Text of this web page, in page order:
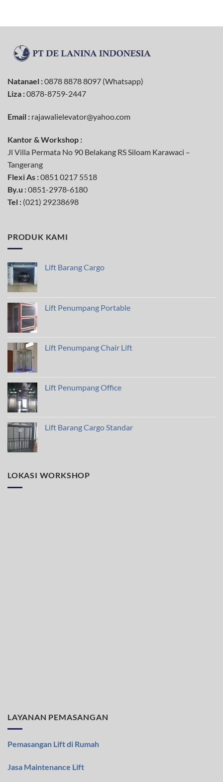
Natanael :0878 8878 8097 (Whatsapp)
Liza :0878-8759-2447
Email : rajawalielevator@yahoo.com
Kantor & Workshop :
Jl Villa Permata No 90 Belakang RS Siloam Karawaci –
Tangerang
Flexi As :0851 0217 5518
By.u :0851-2978-6180
Tel : (021) 29238698
PRODUK KAMI
Lift Barang Cargo
Lift Penumpang Portable
Lift Penumpang Chair Lift
Lift Penumpang Office
Lift Barang Cargo Standar
LOKASI WORKSHOP
LAYANAN PEMASANGAN
Pemasangan Lift di Rumah
Jasa Maintenance Lift